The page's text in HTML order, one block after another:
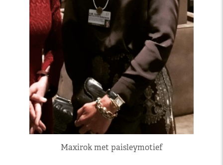
Maxirok met paisleymotief